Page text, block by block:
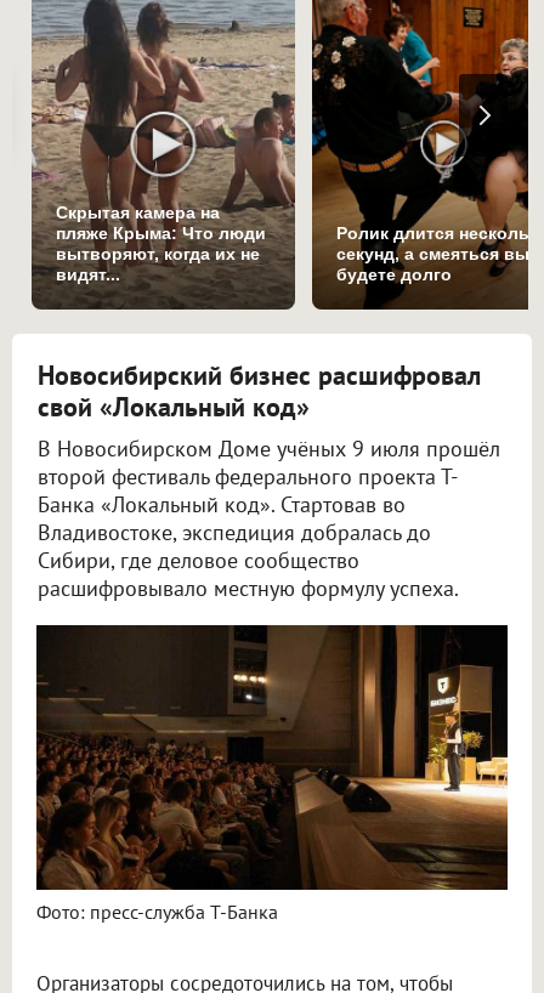
Скрытая камера на
пляже Крыма: Что люди
вытворяют, когда их не
видят...
Ролик длится
секунд, а смеяться вы
будете долго
Новосибирский бизнес расшифровал
свой «Локальный код»
В Новосибирском Доме учёных 9 июля прошёл
второй фестиваль федерального проекта Т-
Банка «Локальный код». Стартовав во
Владивостоке, экспедиция добралась до
Сибири, где деловое сообщество
расшифровывало местную формулу успеха.
Фото: пресс-служба Т-Банка
Организаторы сосредоточились на том, чтобы